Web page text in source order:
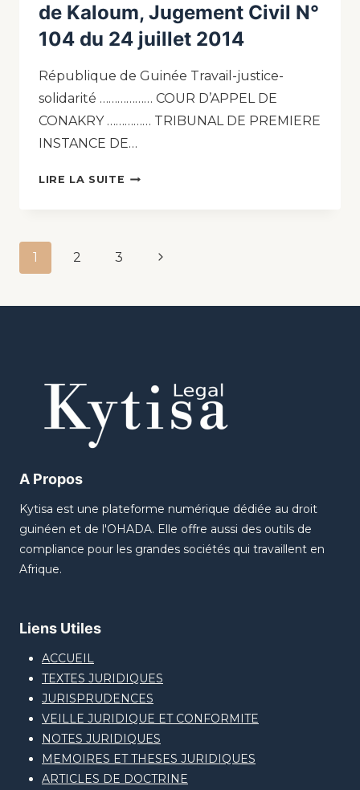
de Kaloum, Jugement Civil N°
104 du 24 juillet 2014
République de Guinée Travail-justice-
solidarité ……………… COUR D’APPEL DE
CONAKRY …………… TRIBUNAL DE PREMIERE
INSTANCE DE…
LIRE LA SUITE
1 2 3
A Propos
Kytisa est une plateforme numérique dédiée au droit
guinéen et de l'OHADA. Elle offre aussi des outils de
compliance pour les grandes sociétés qui travaillent en
Afrique.
Liens Utiles
ACCUEIL
TEXTES JURIDIQUES
JURISPRUDENCES
VEILLE JURIDIQUE ET CONFORMITE
NOTES JURIDIQUES
MEMOIRES ET THESES JURIDIQUES
ARTICLES DE DOCTRINE